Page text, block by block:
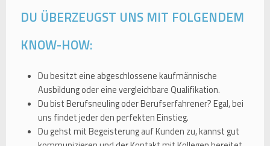
DU ÜBERZEUGST UNS MIT FOLGENDEM
KNOW-HOW:
Du besitzt eine abgeschlossene kaufmännische
Ausbildung oder eine vergleichbare Qualifikation.
Du bist Berufsneuling oder Berufserfahrener? Egal, bei
uns findet jeder den perfekten Einstieg.
Du gehst mit Begeisterung auf Kunden zu, kannst gut